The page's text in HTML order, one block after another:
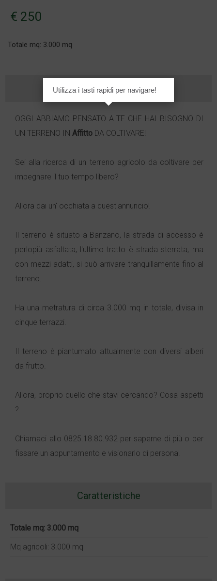
€ 250
Totale mq: 3.000 mq
OGGI ABBIAMO PENSATO A TE CHE HAI BISOGNO DI
UN TERRENO INAffitto DA COLTIVARE!
Sei alla ricerca di un terreno agricolo da coltivare per
impegnare il tuo tempo libero?
Allora dai un' occhiata a quest'annuncio!
Il terreno è situato a Banzano, la strada di accesso è
perlopiù asfaltata, l'ultimo tratto è strada sterrata, ma
con mezzi adatti, si può arrivare tranquillamente fino al
terreno.
Ha una metratura di circa 3.000 mq in totale, divisa in
cinque terrazzi.
Il terreno è piantumato attualmente con diversi alberi
da frutto.
Allora, proprio quello che stavi cercando? Cosa aspetti
?
Chiamaci allo 0825.18.80.932 per saperne di più o per
fissare un appuntamento e visionarlo di persona!
Caratteristiche
Totale mq: 3.000 mq
Mq agricoli: 3.000 mq
Utilizza i tasti rapidi per navigare!